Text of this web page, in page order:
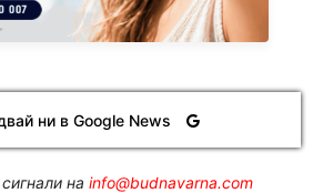
ни в Google News
на info@budnavarna.com